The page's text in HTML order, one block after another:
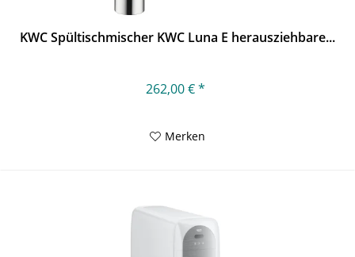
KWC Spültischmischer KWC Luna E herausziehbare...
262,00 € *
Merken